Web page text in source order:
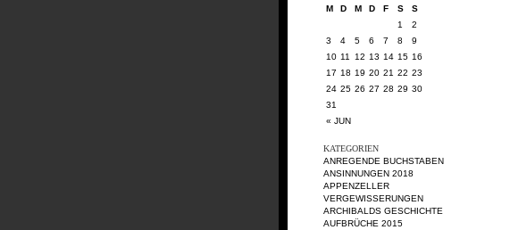
M
D M D F S S
« JUN
1
2
3
4 5 6 7 8
9
10 11 12 13 14 15 16
17 18 19 20 21 22 23
24 25 26 27 28 29 30
31
KATEGORIEN
ANREGENDE BUCHSTABEN
ANSINNUNGEN 2018
APPENZELLER
VERGEWISSERUNGEN
ARCHIBALDS GESCHICHTE
AUFBRÜCHE 2015